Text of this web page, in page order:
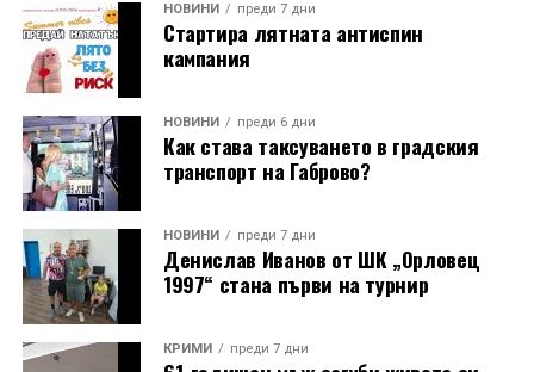
НОВИНИ преди 7 дни
Стартира лятната антиспин
кампания
НОВИНИ преди 6 дни
Как става таксуването в градския
транспорт на Габрово?
НОВИНИ преди 7 дни
Денислав Иванов от ШК „Орловец
1997“ стана първи на турнир
КРИМИ преди 7 дни